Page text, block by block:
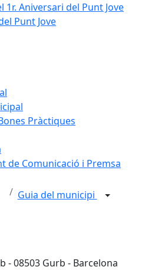
1r. Aniversari del Punt Jove
Punt Jove
Pràctiques
de Comunicació i Premsa
Guia del municipi
- 08503 Gurb - Barcelona